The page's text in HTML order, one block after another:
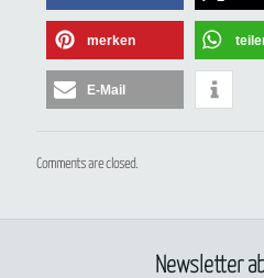
merken
E-Mail
Comments are closed.
Newsletter